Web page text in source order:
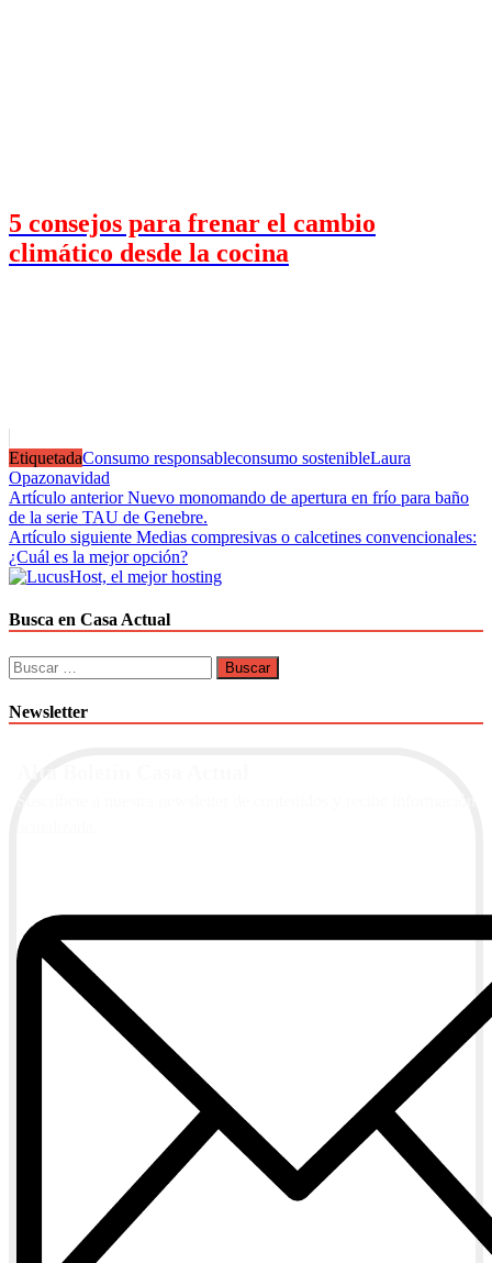
5 consejos para frenar el cambio
climático desde la cocina
EtiquetadaConsumo responsableconsumo sostenibleLaura
Opazonavidad
Navegación
de
entradas
Artículo anterior Nuevo monomando de apertura en frío para baño
de la serie TAU de Genebre.
Artículo siguiente Medias compresivas o calcetines convencionales:
¿Cuál es la mejor opción?
Busca en Casa Actual
Buscar:
Newsletter